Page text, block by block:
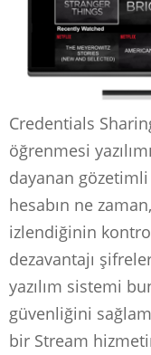
Credentials
öğrenmesi
dayanan
hesabın ne
izlendiğinin
dezavantajı
yazılım sistemi
güvenliğini
bir Stream